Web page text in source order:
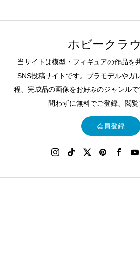
ホビークラ
当サイトは模型・フィギュアの作品を
SNS投稿サイトです。プラモデルやガ
程、完成品の画像をお好みのジャンル
問わずに無料でご登録、閲覧
会員登録